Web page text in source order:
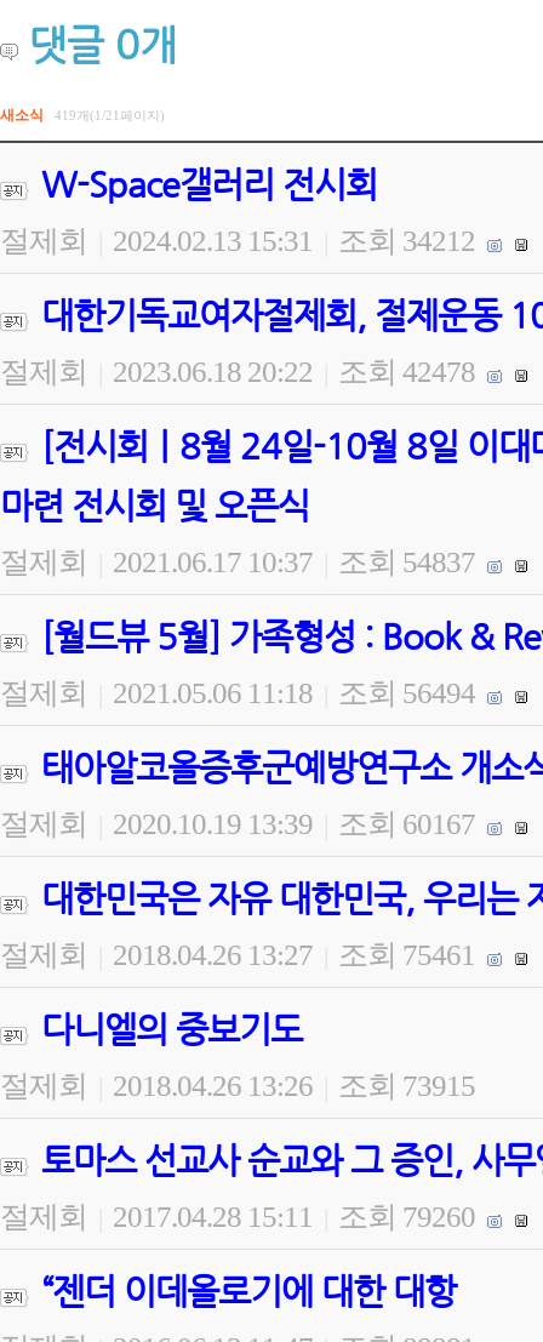
댓글 0개
새소식 419개(1/21페이지)
W-Space갤러리 전시회
절제회 2024.02.13 15:31 조회 34212
대한기독교여자절제회, 절제운동
절제회 2023.06.18 20:22 조회 42478
[전시회ㅣ8월 24일-10월 8일 이
마련 전시회 및 오픈식
절제회 2021.06.17 10:37 조회 54837
[월드뷰 5월] 가족형성 : Book &
절제회 2021.05.06 11:18 조회 56494
태아알코올증후군예방연구소 개소
절제회 2020.10.19 13:39 조회 60167
대한민국은 자유 대한민국, 우리는
절제회 2018.04.26 13:27 조회 75461
다니엘의 중보기도
절제회 2018.04.26 13:26 조회 73915
토마스 선교사 순교와 그 증인, 사
절제회 2017.04.28 15:11 조회 79260
“젠더 이데올로기에 대한 대항